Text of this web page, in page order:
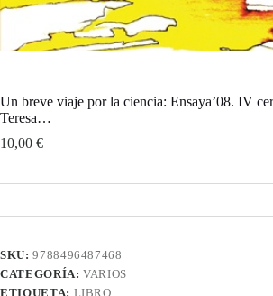
Un breve viaje por la ciencia: Ensaya’08. IV
Teresa…
10,00 €
SKU:9788496487468
CATEGORÍA:VARIOS
ETIQUETA: LIBRO